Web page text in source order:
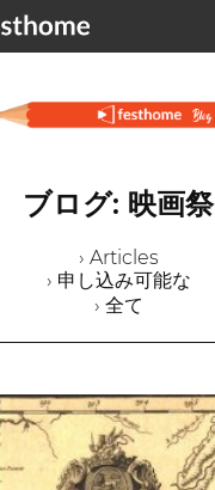
ブログ: 映画祭
› Articles
› 申し込み可能な
› 全て